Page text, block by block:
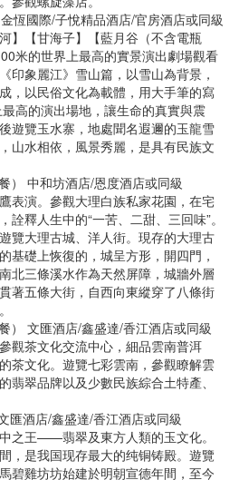
恆國際/子悅精品酒店/官房酒店或同級
】【甘海子】【藍月谷（不含電瓶
米的世界上最高的實景演出劇場觀看
印象麗江》雪山篇，以雪山為背景，
，以民俗文化為載體，用大手筆的寫
高的演出場地，讓生命的真實與震
遊覽玉水寨，地處聞名遐邇的玉龍雪
山水相依，風景秀麗，是具有民族文
） 中和坊酒店/恩度酒店或同級
表演。參觀大理白族私家花園，在宅
釋人生中的“一苦、二甜、三回味”。
覽大理古城、洋人街。現存的大理古
基礎上恢復的，城呈方形，開四門，
北三條溪水作為天然屏障，城牆外層
著五條大街，自西向東縱穿了八條街
） 文匯酒店/鑫盛達/香江酒店或同級
觀茶文化交流中心，細品雲南普洱
茶文化。遊覽七彩雲南，參觀瞭解雲
翡翠品牌以及少數民族綜合土特產、
匯酒店/鑫盛達/香江酒店或同級
之王——翡翠及東方人類的玉文化。
，是我国现存最大的纯铜铸殿。遊覽
碧雞坊坊始建於明朝宣德年間，至今